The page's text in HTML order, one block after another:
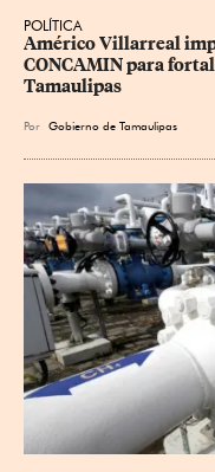
POLÍTICA
Américo Villarreal
CONCAMIN para
Tamaulipas
Por Gobierno de Tamaulipas